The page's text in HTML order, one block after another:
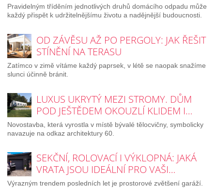
Pravidelným tříděním jednotlivých druhů domácího odpadu může
každý přispět k udržitelnějšímu životu a nadějnější budoucnosti.
OD ZÁVĚSU AŽ PO PERGOLY: JAK ŘEŠIT
STÍNĚNÍ NA TERASU
Zatímco v zimě vítáme každý paprsek, v létě se naopak snažíme
slunci účinně bránit.
LUXUS UKRYTÝ MEZI STROMY. DŮM
POD JEŠTĚDEM OKOUZLÍ KLIDEM I…
Novostavba, která vyrostla v místě bývalé tělocvičny, symbolicky
navazuje na odkaz architektury 60.
SEKČNÍ, ROLOVACÍ I VÝKLOPNÁ: JAKÁ
VRATA JSOU IDEÁLNÍ PRO VAŠI…
Výrazným trendem posledních let je prostorové zvětšení garáží.